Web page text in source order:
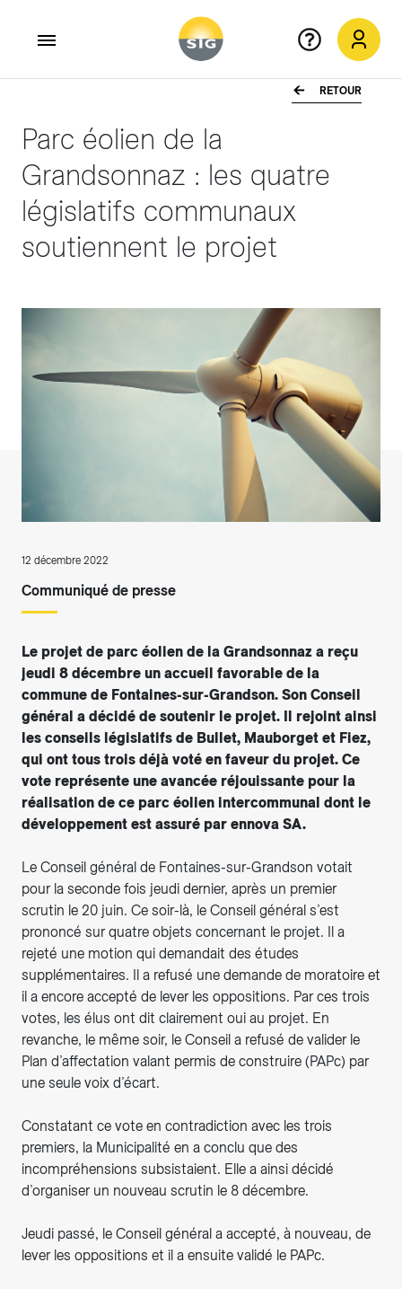
RETOUR
Parc éolien de la
Grandsonnaz : les quatre
législatifs communaux
soutiennent le projet
12 décembre 2022
Communiqué de presse
Le projet de parc éolien de la Grandsonnaz a reçu
jeudi 8 décembre un accueil favorable de la
commune de Fontaines-sur-Grandson. Son Conseil
général a décidé de soutenir le projet. Il rejoint ainsi
les conseils législatifs de Bullet, Mauborget et Fiez,
qui ont tous trois déjà voté en faveur du projet. Ce
vote représente une avancée réjouissante pour la
réalisation de ce parc éolien intercommunal dont le
développement est assuré par ennova SA.
Le Conseil général de Fontaines-sur-Grandson votait
pour la seconde fois jeudi dernier, après un premier
scrutin le 20 juin. Ce soir-là, le Conseil général s’est
prononcé sur quatre objets concernant le projet. Il a
rejeté une motion qui demandait des études
supplémentaires. Il a refusé une demande de moratoire et
il a encore accepté de lever les oppositions. Par ces trois
votes, les élus ont dit clairement oui au projet. En
revanche, le même soir, le Conseil a refusé de valider le
Plan d’affectation valant permis de construire (PAPc) par
une seule voix d’écart.
Constatant ce vote en contradiction avec les trois
premiers, la Municipalité en a conclu que des
incompréhensions subsistaient. Elle a ainsi décidé
d’organiser un nouveau scrutin le 8 décembre.
Jeudi passé, le Conseil général a accepté, à nouveau, de
lever les oppositions et il a ensuite validé le PAPc.